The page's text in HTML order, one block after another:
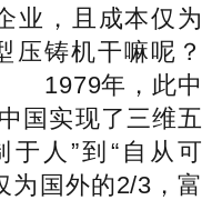
业，且成本仅为
压铸机干嘛呢？
1979年，此中
国实现了三维五
人”到“自从可
为国外的2/3，富